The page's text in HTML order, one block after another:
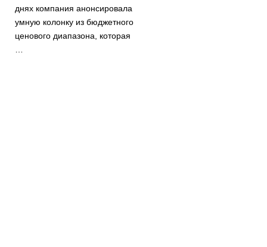
днях компания анонсировала
умную колонку из бюджетного
ценового диапазона, которая